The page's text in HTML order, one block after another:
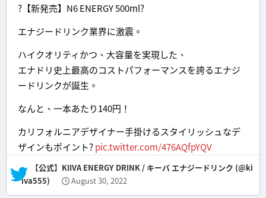
?【新発売】N6 ENERGY 500ml?
エナジードリンク業界に激震。
ハイクオリティかつ、大容量を実現した、
エナドリ史上最高のコストパフォーマンスを誇るエナジ
ードリンクが誕生。
なんと、一本あたり140円！
カリフォルニアデザイナー手掛けるスタイリッシュなデ
ザインもポイント?pic.twitter.com/476AQfpYQV
— 【公式】KIIVA ENERGY DRINK / キーバ エナジードリンク (@ki
iva555)
August 30, 2022